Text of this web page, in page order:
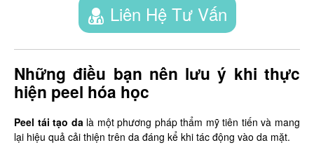
Liên Hệ Tư Vấn
Những điều bạn nên lưu ý khi thực
hiện peel hóa học
Peel tái tạo da là một phương pháp thẩm mỹ tiên tiến và mang
lại hiệu quả cải thiện trên da đáng kể khi tác động vào da mặt.